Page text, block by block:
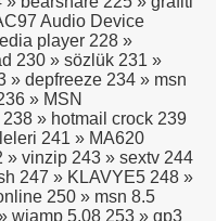
Audio Device
player 228 »
230 » sözlük 231 »
» depfreeze 234 » msn
» MSN
» hotmail crock 239
241 » MA620
» vinzip 243 » sextv 244
247 » KLAVYE5 248 »
250 » msn 8.5
wiamp 5.08 253 » gp3